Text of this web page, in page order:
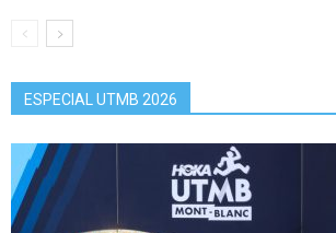
ESPECIAL UTMB 2026